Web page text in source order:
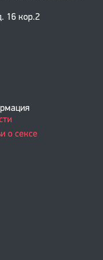
16 кор.2
о сексе